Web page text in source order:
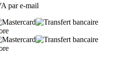
par e-mail